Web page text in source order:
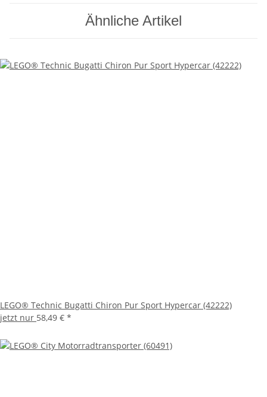
Ähnliche Artikel
LEGO® Technic Bugatti Chiron Pur Sport Hypercar (42222)
jetzt nur 58,49 € *